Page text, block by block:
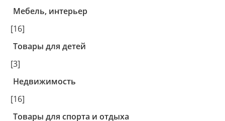
Мебель, интерьер
[16]
Товары для детей
[3]
Недвижимость
[16]
Товары для спорта и отдыха